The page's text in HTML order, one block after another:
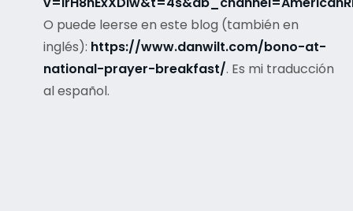
O puede leerse en este blog (también en
inglés): https://www.danwilt.com/bono-at-
national-prayer-breakfast/. Es mi traducción
al español.